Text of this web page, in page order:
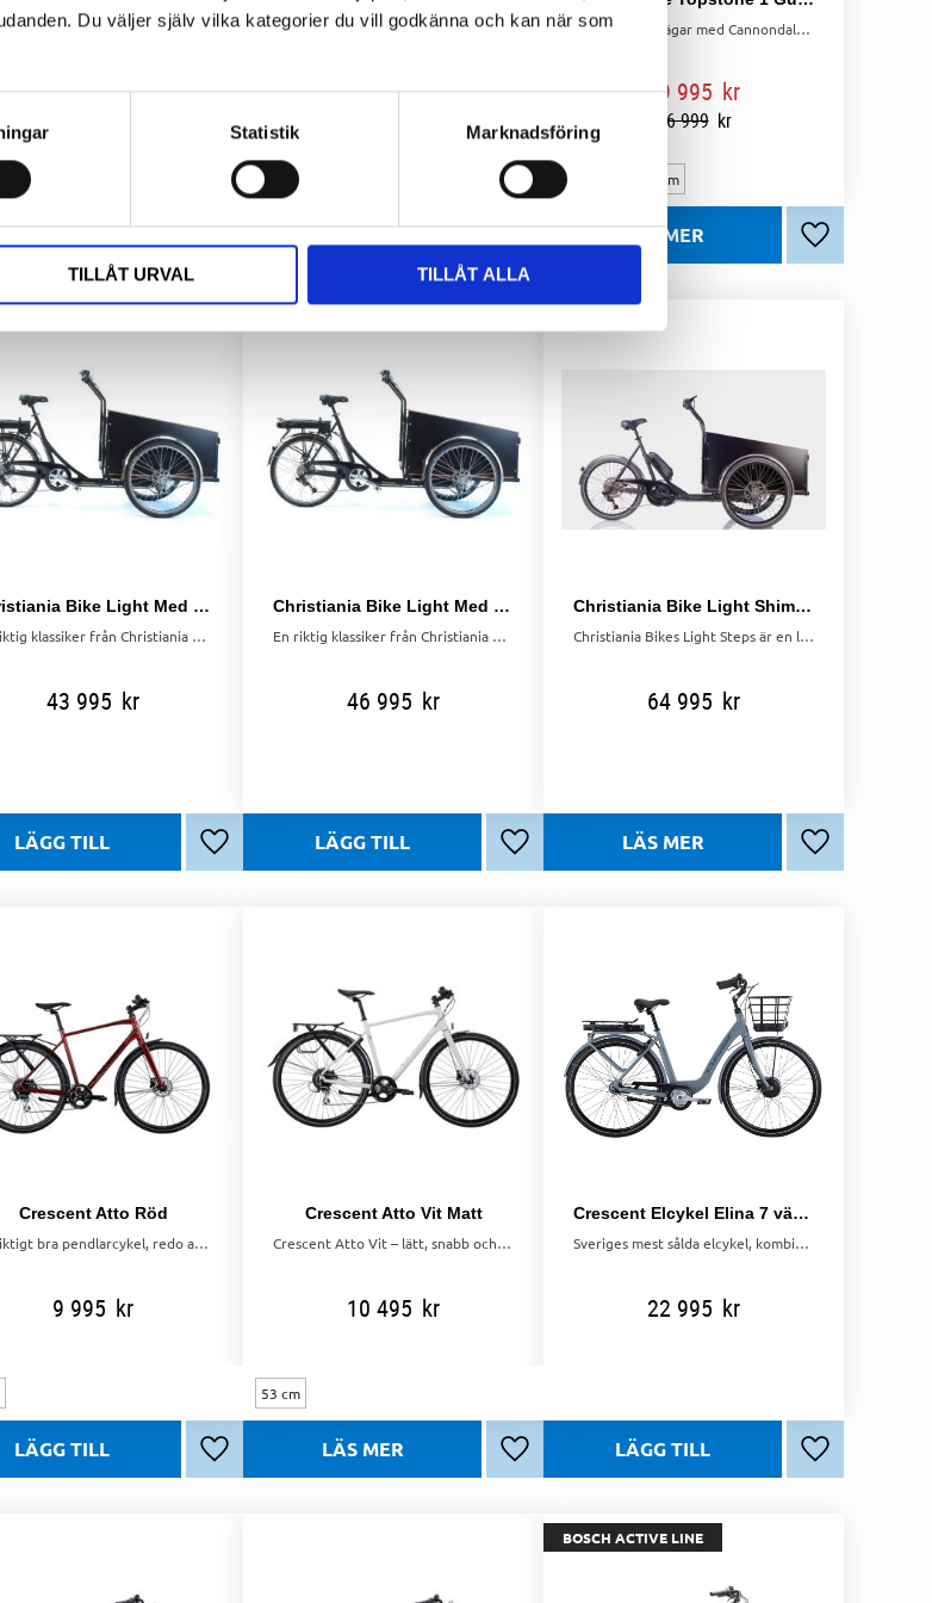
Du väljer själv vilka kategorier du vill godkänna och kan när som
Statistik Marknadsföring
TILLÅT URVAL TILLÅT ALLA
Cannondale Habit HT 3 är en hardtail mountainbike utrustad med en lätt aluminiumram, 130 mm fjädringsgaffel och Shimano Deore 11-växlad drivlina.
9 999kr
Lägg till i favoriter
162-175 cm
Elcykel med Bosch Active Line Plus, 500Wh batteri, Gates-kardonrem och Shimano Nexus 5-växlar.
34 999kr
Lägg till i favoriter
Upptäck nya vägar med Cannondale Topstone 1, en gravelcykel byggd för äventyr med lätt aluminiumram, kolfibergaffel och Shimano GRX drivlina
19 995 kr
26 999 kr
Lägg till i
Large 177-193 cm
Christiania Bike Light Med Elmotor inkl kapell
En riktig klassiker från Christiania bikes med plats för 2 barn och lite packning. Stark elmotor med batteri på hela 17,4Ah.
43 995 kr
Lägg till i favoriter
Christiania Bike Light Med Elmotor Öppningsbar front Inkl Kapell
En riktig klassiker från Christiania bikes med plats för 2 barn och lite packning. Stark elmotor med batteri på hela 17,4Ah.
46 995 kr
Lägg till i favoriter
Christiania Bike Light Shimano Steps
Christiania Bikes Light Steps är en lådcykel utrustad med en stark Shimano-mittmotor, hydrauliska skivbromsar och punkteringsskyddade däck.
64 995 kr
Lägg till i
Crescent Atto Röd
En riktigt bra pendlarcykel, redo att ta dig till jobbet eller skolan varje dag. Atto har en lätt och stark aluminiumram och kvalitetskomponenter.
9 995 kr
Lägg till i favoriter
Crescent Atto Vit Matt
Crescent Atto Vit – lätt, snabb och bekväm hybridcykel med 8 växlar, skivbromsar och AVS-pakethållare. Perfekt för vardagspendling!
10 495 kr
Lägg till i favoriter
53 cm
Crescent Elcykel Elina 7 växlar Blå
Sveriges mest sålda elcykel, kombinerar stil, komfort och kraft. Med EGOING-system, 7 växlar och en praktisk design är den perfekt för vardagscykling
22 995 kr
Lägg till i
BOSCH ACTIVE LINE